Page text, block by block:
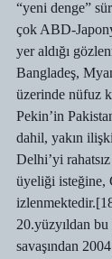
“yeni denge”
çok ABD-
yer aldığı
Bangladeş,
üzerinde nüfuz
Pekin’in
dahil, yakın
Delhi’yi
üyeliği isteğine,
20.yüzyıldan bu
savaşından